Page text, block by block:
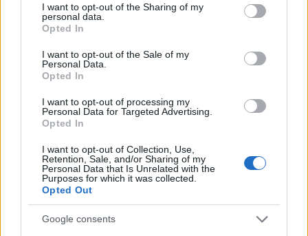
not limited to your visit or usage behaviour. You may click to
grant or deny consent to Google and its third-party tags to
use your data for below specified purposes in below Google
consent section.
I want to opt-out of the Sharing of my
personal data.
Opted In
I want to opt-out of the Sale of my
Personal Data.
Opted In
I want to opt-out of processing my
Personal Data for Targeted Advertising.
Opted In
I want to opt-out of Collection, Use,
Retention, Sale, and/or Sharing of my
Personal Data that Is Unrelated with the
Purposes for which it was collected.
Opted Out
Google consents
Continua a leggere